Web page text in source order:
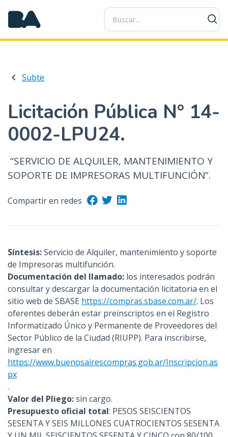
P
a
s
a
o
n
t
e
i
d
p
i
c
p
a
l
Subte
Licitación Pública N° 14-
0002-LPU24.
“SERVICIO DE ALQUILER, MANTENIMIENTO Y
SOPORTE DE IMPRESORAS MULTIFUNCIÓN”.
Compartir en redes
Síntesis:Servicio de Alquiler, mantenimiento y soporte
de Impresoras multifunción.
Documentación del llamado: los interesados podrán
consultar y descargar la documentación licitatoria en el
sitio web de SBASE https://compras.sbase.com.ar/. Los
oferentes deberán estar preinscriptos en el Registro
Informatizado Único y Permanente de Proveedores del
Sector Público de la Ciudad (RIUPP). Para inscribirse,
ingresar en
https://www.buenosairescompras.gob.ar/Inscripcion.as
px
.
Valor del Pliego:sin cargo.
Presupuesto oficial total: PESOS SEISCIENTOS
SESENTA Y SEIS MILLONES CUATROCIENTOS SESENTA